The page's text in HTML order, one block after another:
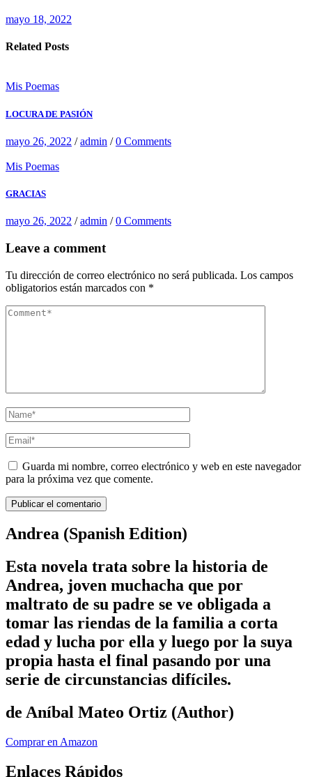
mayo 18, 2022
Related Posts
Mis Poemas
LOCURA DE PASIÓN
mayo 26, 2022 /admin /0 Comments
Mis Poemas
GRACIAS
mayo 26, 2022 /admin /0 Comments
Leave a comment
Tu dirección de correo electrónico no será publicada. Los campos
obligatorios están marcados con *
Guarda mi nombre, correo electrónico y web en este navegador
para la próxima vez que comente.
Andrea (Spanish Edition)
Esta novela trata sobre la historia de
Andrea, joven muchacha que por
maltrato de su padre se ve obligada a
tomar las riendas de la familia a corta
edad y lucha por ella y luego por la suya
propia hasta el final pasando por una
serie de circunstancias difíciles.
de Aníbal Mateo Ortiz (Author)
Comprar en Amazon
Enlaces Rápidos